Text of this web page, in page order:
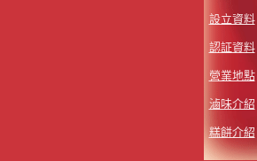
設立資料
認証資料
營業地點
滷味介紹
糕餅介紹